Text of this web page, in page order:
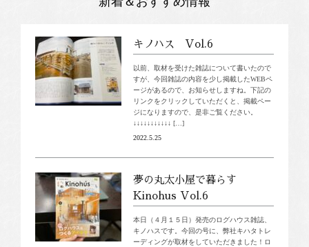
キノハス Vol.6
以前、取材を受けた雑誌について書いたので
すが、今回雑誌の内容を少し掲載したWEBペ
ージがあるので、お知らせしますね。下記の
リンクをクリックしていただくと、掲載ペー
ジになりますので、是非ご覧ください。
↓↓↓↓↓↓↓↓↓↓↓ […]
2022.5.25
夢の丸太小屋で暮らす
Kinohus Vol.6
本日（４月１５日）発売のログハウス雑誌、
キノハスです。今回の号に、弊社キハタトレ
ーディングが取材をしていただきました！ロ